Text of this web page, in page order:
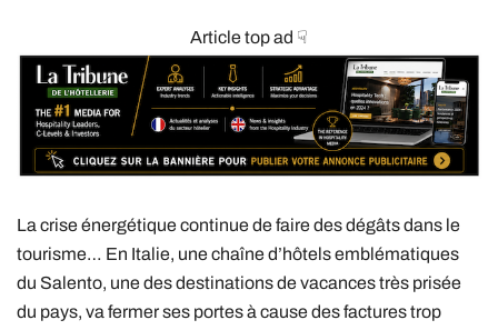
Article top ad ☟
La crise énergétique continue de faire des dégâts dans le
tourisme… En Italie, une chaîne d’hôtels emblématiques
du Salento, une des destinations de vacances très prisée
du pays, va fermer ses portes à cause des factures trop